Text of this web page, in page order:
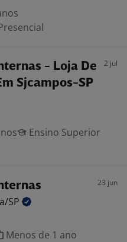
- Loja De
Sjcampos-SP
2 jul
Ensino Superior
23 jun
SP
Menos de 1 ano